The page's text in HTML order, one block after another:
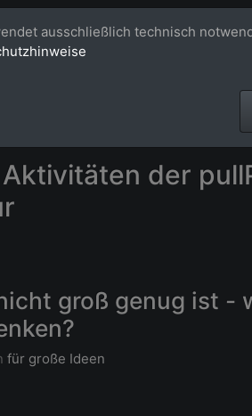
Bildagentur
der
groß genug ist -
für große Ideen
ausschließlich technisch